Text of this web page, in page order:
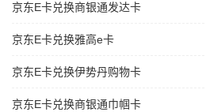
京东E卡兑换商银通发达卡
京东E卡兑换雅高e卡
京东E卡兑换伊势丹购物卡
京东E卡兑换商银通巾帼卡